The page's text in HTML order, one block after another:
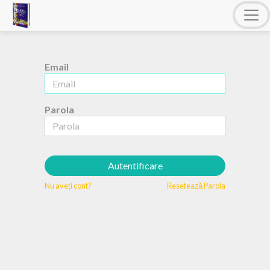
Email
Parola
Autentificare
Nu aveți cont? Resetează Parola